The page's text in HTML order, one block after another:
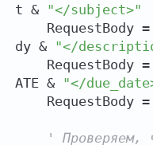
t &
"</subject>"
dy &
"</
ATE &
"</
' Проверяем,